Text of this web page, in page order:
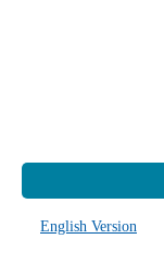
English Version